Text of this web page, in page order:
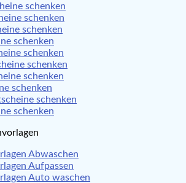
schenken
schenken
schenken
schenken
schenken
schenken
schenken
schenken
schenken
schenken
Abwaschen
Aufpassen
Auto waschen